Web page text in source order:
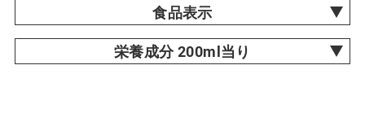
食品表示
栄養成分 200ml当り